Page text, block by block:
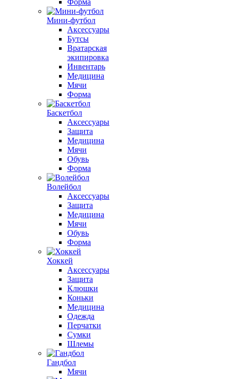
Форма
Мини-футбол
Аксессуары
Бутсы
Вратарская
экипировка
Инвентарь
Медицина
Мячи
Форма
Баскетбол
Аксессуары
Защита
Медицина
Мячи
Обувь
Форма
Волейбол
Аксессуары
Защита
Медицина
Мячи
Обувь
Форма
Хоккей
Аксессуары
Защита
Клюшки
Коньки
Медицина
Одежда
Перчатки
Сумки
Шлемы
Гандбол
Мячи